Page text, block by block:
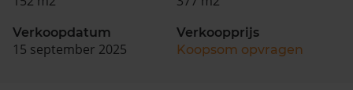
Verkoopdatum
15 september 2025
Verkoopprijs
Koopsom opvragen